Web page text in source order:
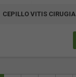
CEPILLO VITIS CIRUGIA